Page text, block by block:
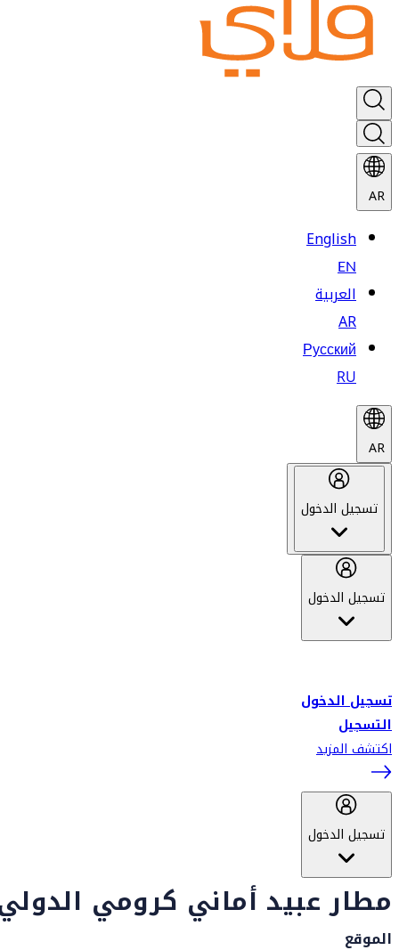
AR
English
EN
العربية
AR
Русский
RU
AR
تسجيل الدخول
تسجيل الدخول
تسجيل الدخول
التسجيل
اكتشف المزيد
تسجيل الدخول
مطار عبيد أماني كرومي
الموقع